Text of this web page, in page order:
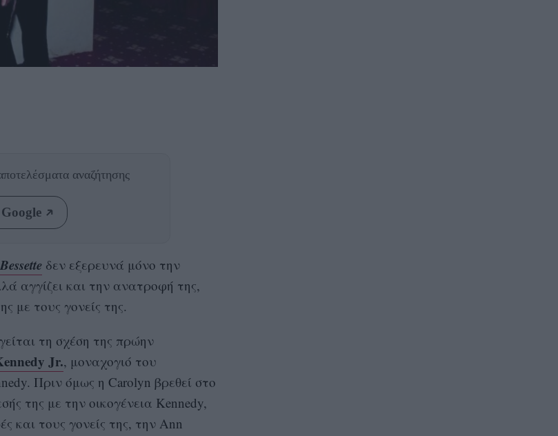
αναζήτησης
δεν εξερευνά μόνο την
αγγίζει και την ανατροφή της,
με τους γονείς της.
τη σχέση της πρώην
Jr., μοναχογιό του
Πριν όμως η Carolyn βρεθεί στο
της με την οικογένεια Kennedy,
και τους γονείς της, την Ann